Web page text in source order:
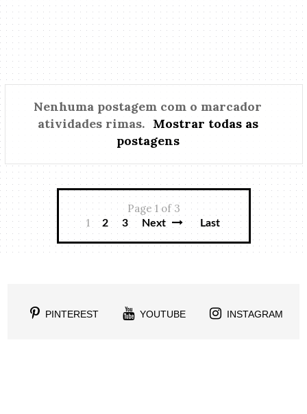
Nenhuma postagem com o marcador
atividades rimas. Mostrar todas as
postagens
Page 1 of 3
1
2 3 Next Last
PINTEREST YOUTUBE INSTAGRAM